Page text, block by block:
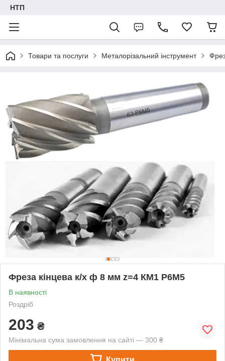
НТП
Товари та послуги Металорізальний інструмент
Фреза кінцева к/х ф 8 мм z=4 КМ1 Р6М5
В наявності
Роздріб
203 ₴
Мінімальна сума замовлення на сайті — 300 ₴